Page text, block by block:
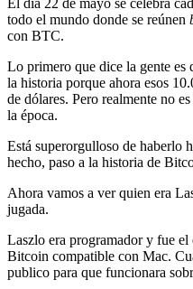
todo el mundo donde se reúnen
con BTC.
Lo primero que dice la gente es
la historia porque ahora esos
de dólares. Pero realmente no
la época.
Está superorgulloso de haberlo
hecho, paso a la historia de
Ahora vamos a ver quien era
jugada.
Laszlo era programador y fue el
Bitcoin compatible con Mac.
publico para que funcionara